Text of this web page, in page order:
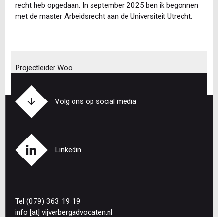
recht heb opgedaan. In september 2025 ben ik begonnen
met de master Arbeidsrecht aan de Universiteit Utrecht.
Projectleider Woo
Volg ons op social media
Linkedin
Tel (079) 363 19 19
info [at] vijverbergadvocaten.nl